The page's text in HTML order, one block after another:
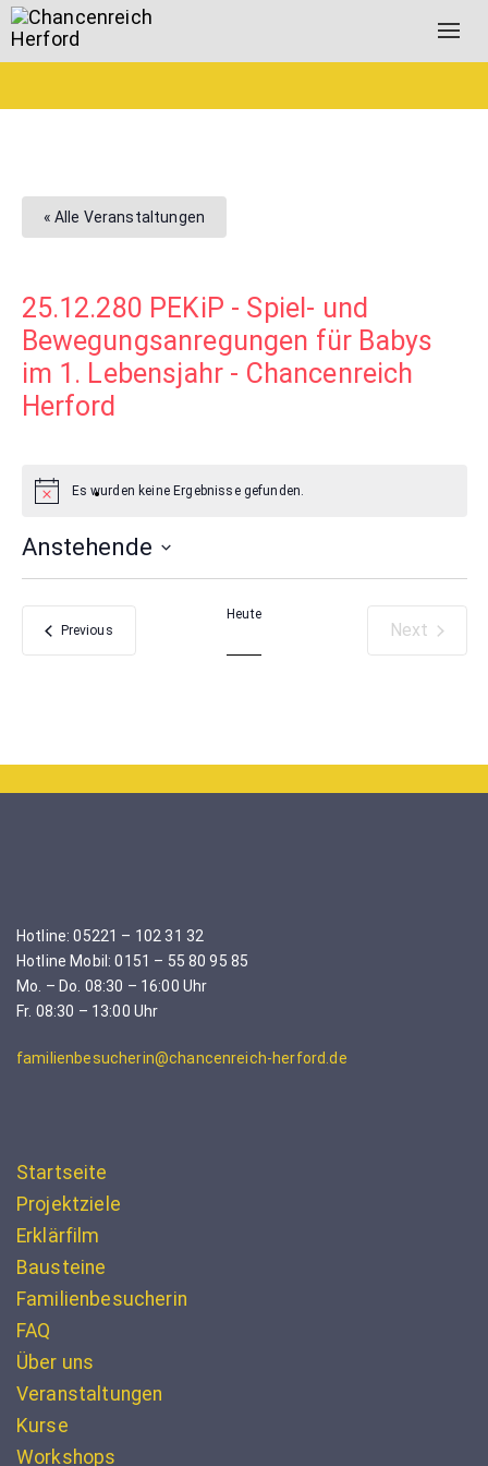
« Alle Veranstaltungen
25.12.280 PEKiP - Spiel- und
Bewegungsanregungen für Babys
im 1. Lebensjahr - Chancenreich
Herford
Es wurden keine Ergebnisse gefunden.
Anstehende
Select
date.
PreviousVeranstaltungen
Heute
Next
Hotline: 05221 – 102 31 32
Hotline Mobil: 0151 – 55 80 95 85
Mo. – Do. 08:30 – 16:00 Uhr
Fr. 08:30 – 13:00 Uhr
familienbesucherin@chancenreich-herford.de
Startseite
Projektziele
Erklärfilm
Bausteine
Familienbesucherin
FAQ
Über uns
Veranstaltungen
Kurse
Workshops